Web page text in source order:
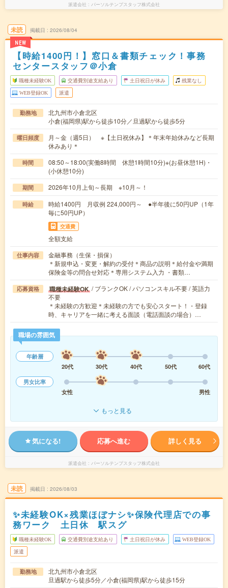
派遣会社 パーソルテンプスタッフ株式会社
未読
NEW
掲載日 2026/08/04
【時給1400円！】窓口＆書類チェック！事務
センタースタッフ＠小倉
職種未経験OK 交通費別途支給あり 土日祝日が休み 残業なし
WEB登録OK 派遣
勤務地
北九州市小倉北区
小倉(福岡県)駅から徒歩10分／旦過駅から徒歩5分
曜日頻度
月～金（週5日） ※【土日祝休み】＊年末年始休みなど長期
休みあり＊
時間
08:50～18:00(実働8時間 休憩1時間10分)※(お昼休憩1H)・
(小休憩10分)
期間 2026年10月上旬～長期 ※10月～！
時給
時給1400円 月収例 224,000円～ ●半年後に50円UP（1年
毎に50円UP）
交通費
全額支給
仕事内容
金融事務（生保・損保）
＊新規申込・変更・解約の受付＊商品の説明＊給付金や満期
保険金等の問合せ対応＊専用システム入力 ・書類…
応募資格 職種未経験OK / ブランクOK / パソコンスキル不要 / 英語力
不要
＊未経験の方歓迎＊未経験の方でも安心スタート！・登録
時、キャリアを一緒に考える面談（電話面談の場合）…
職場の雰囲気
年齢層
20代
30代 40代 50代
60代
男女比率
女性
男性
もっと見る
気になる! 応募へ進む 詳しく見る
派遣会社 パーソルテンプスタッフ株式会社
未読 掲載日 2026/08/03
✨未経験OK×残業ほぼナシ✨保険代理店での事
務ワーク 土日休 駅スグ
職種未経験OK 交通費別途支給あり 土日祝日が休み WEB登録OK
派遣
勤務地
北九州市小倉北区
旦過駅から徒歩5分／小倉(福岡県)駅から徒歩15分